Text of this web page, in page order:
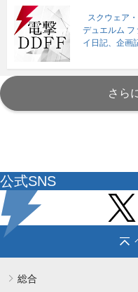
スクウェア
デュエルム フ
イ日記、企画
さら
公式SNS
総合